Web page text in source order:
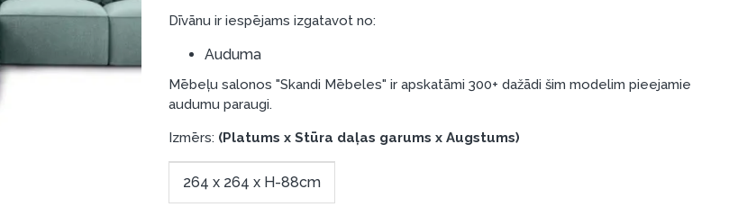
Dīvānu ir iespējams izgatavot no:
Auduma
Mēbeļu salonos "Skandi Mēbeles" ir apskatāmi 300+ dažādi šim modelim pieejamie
audumu paraugi.
Izmērs: (Platums x Stūra daļas garums x Augstums)
264 x 264 x H-88cm